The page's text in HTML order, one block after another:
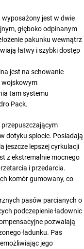
jest w dwie
głęboko odpinanym
pakunku wewnątrz
łatwy i szybki dostęp
jest na schowanie
wojskowym
tam systemu
Pack.
przepuszczającym
dotyku splocie. Posiadają
jeszcze lepszej cyrkulacji
z ekstremalnie mocnego
i przedarcia.
komór gumowany, co
pasów parcianych o
podczepienie ładownic
pozwalają
ładunku. Pas
jego